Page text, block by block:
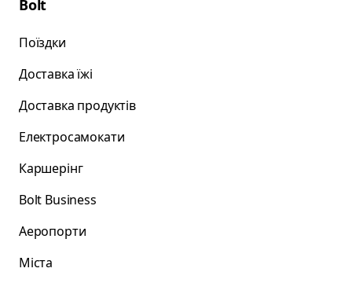
Bolt
Поїздки
Доставка їжі
Доставка продуктів
Електросамокати
Каршерінг
Bolt Business
Аеропорти
Міста